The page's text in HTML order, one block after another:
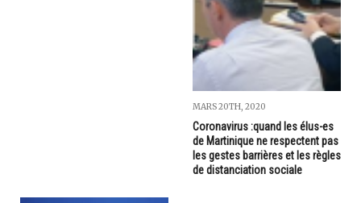
MARS 20TH, 2020
Coronavirus :quand les élus-es
de Martinique ne respectent pas
les gestes barrières et les règles
de distanciation sociale